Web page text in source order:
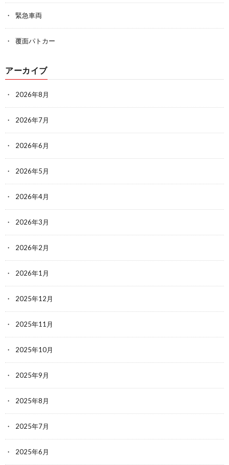
緊急車両
覆面パトカー
アーカイブ
2026年8月
2026年7月
2026年6月
2026年5月
2026年4月
2026年3月
2026年2月
2026年1月
2025年12月
2025年11月
2025年10月
2025年9月
2025年8月
2025年7月
2025年6月